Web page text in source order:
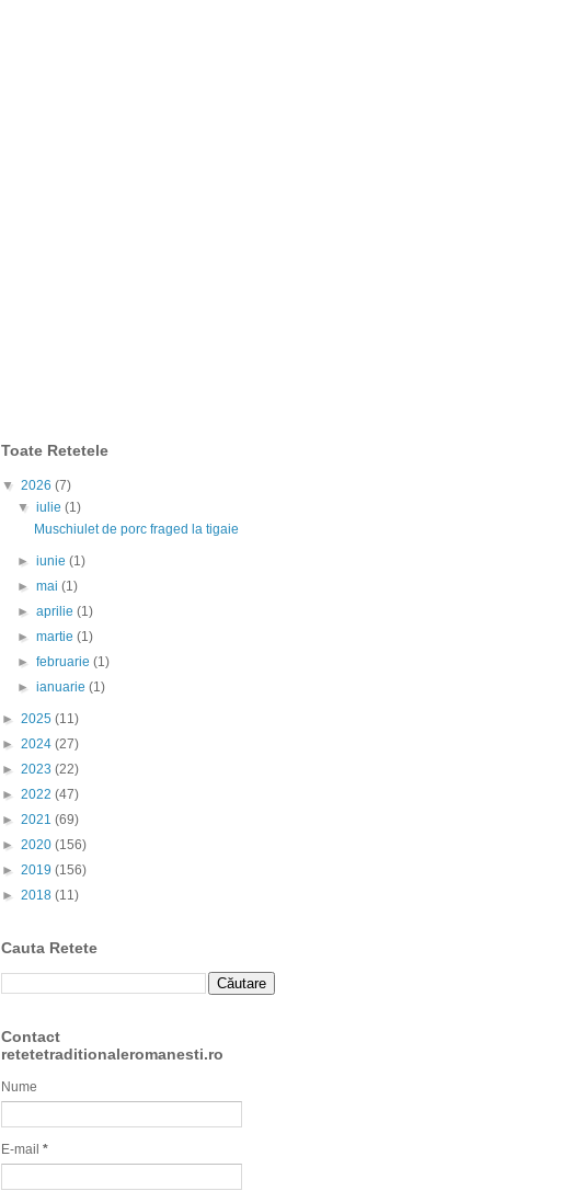
Toate Retetele
▼ 2026 (7)
▼iulie(1)
Muschiulet de porc fraged la tigaie
►iunie(1)
►mai(1)
►aprilie(1)
►martie(1)
►februarie(1)
►ianuarie(1)
► 2025 (11)
► 2024 (27)
► 2023 (22)
► 2022 (47)
► 2021 (69)
► 2020 (156)
► 2019 (156)
► 2018 (11)
Cauta Retete
Contact
retetetraditionaleromanesti.ro
Nume
E-mail *